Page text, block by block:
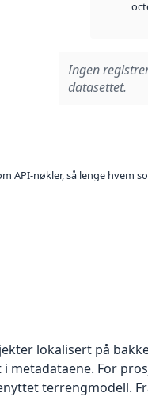
Ingen
datasettet.
nøkler, så lenge hvem
lokalisert på
For
terrengmodell.